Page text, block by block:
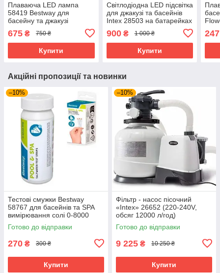
Плаваюча LED лампа
58419 Bestway для
басейну та джакузі
675 ₴ 750 ₴
Купити
Світлодіодна LED підсвітка
для джакузі та басейнів
Intex 28503 на батарейках
900₴ 1 000 ₴
Купити
247
Акційні пропозиції та новинки
–10%
Тестові смужки Bestway
58767 для басейнів та SPA
вимірювання солі 0-8000
ppm, 25 шт. в уп.
Готово до відправки
270 ₴ 300 ₴
Купити
–10%
Фільтр - насос пісочний
«Intex» 26652 (220-240V,
обсяг 12000 л/год)
Готово до відправки
9 225 ₴ 10 250 ₴
Купити